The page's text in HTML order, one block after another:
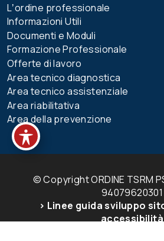
Lʼordine professionale
Informazioni Utili
Documenti e Moduli
Formazione Professionale
Offerte di lavoro
Area tecnico diagnostica
Area tecnico assistenziale
Area riabilitativa
Area della prevenzione
© Copyright ORDINE TSRM
94079620301
> Linee guida sviluppo
accessibilità